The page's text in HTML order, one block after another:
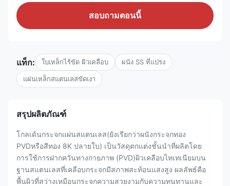
สอบถามตอนนี้
แท็ก: ใบเหล็กไร้ขัด ผิวเคลือบ ผนัง SS ที่แปรง
แผ่นเหล็กสแตนเลสขัดเงา
สรุปผลิตภัณฑ์
โกลเด้นกระจกแผ่นสแตนเลส(ยังเรียกว่าผนังกระจกทอง
PVDหรือสีทอง 8K ปลายใบ) เป็นวัสดุตกแต่งชั้นนําที่ผลิตโดย
การใช้การฝากควันทางกายภาพ (PVD)ผิวเคลือบไทเทเนียมบน
ฐานสแตนเลสที่เคลือบกระจกมีสภาพสะท้อนแสงสูง ผลลัพธ์คือ
พื้นผิวที่สว่างเหมือนกระจกความสวยงามกับความทนทานและ